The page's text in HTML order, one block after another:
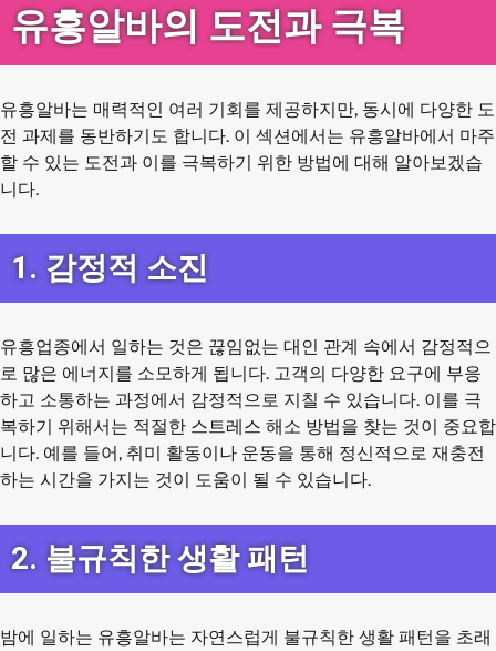
유흥알바의 도전과 극복
유흥알바는 매력적인 여러 기회를 제공하지만, 동시에 다양한 도
전 과제를 동반하기도 합니다. 이 섹션에서는 유흥알바에서 마주
할 수 있는 도전과 이를 극복하기 위한 방법에 대해 알아보겠습
니다.
1. 감정적 소진
유흥업종에서 일하는 것은 끊임없는 대인 관계 속에서 감정적으
로 많은 에너지를 소모하게 됩니다. 고객의 다양한 요구에 부응
하고 소통하는 과정에서 감정적으로 지칠 수 있습니다. 이를 극
복하기 위해서는 적절한 스트레스 해소 방법을 찾는 것이 중요합
니다. 예를 들어, 취미 활동이나 운동을 통해 정신적으로 재충전
하는 시간을 가지는 것이 도움이 될 수 있습니다.
2. 불규칙한 생활 패턴
밤에 일하는 유흥알바는 자연스럽게 불규칙한 생활 패턴을 초래